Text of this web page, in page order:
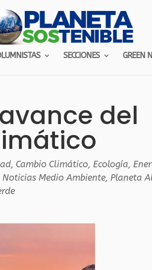
SECCIONES GREEN
del
, Cambio Climático,Ecología,
Noticias Medio Ambiente,Planeta